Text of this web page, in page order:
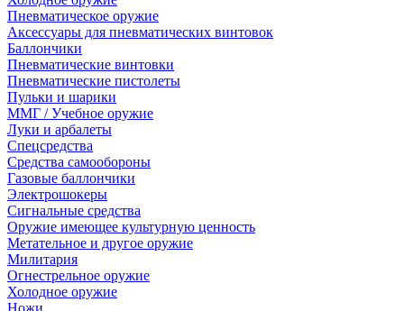
Пневматическое оружие
Аксессуары для пневматических винтовок
Баллончики
Пневматические винтовки
Пневматические пистолеты
Пульки и шарики
ММГ / Учебное оружие
Луки и арбалеты
Спецсредства
Средства самообороны
Газовые баллончики
Электрошокеры
Сигнальные средства
Оружие имеющее культурную ценность
Метательное и другое оружие
Милитария
Огнестрельное оружие
Холодное оружие
Ножи